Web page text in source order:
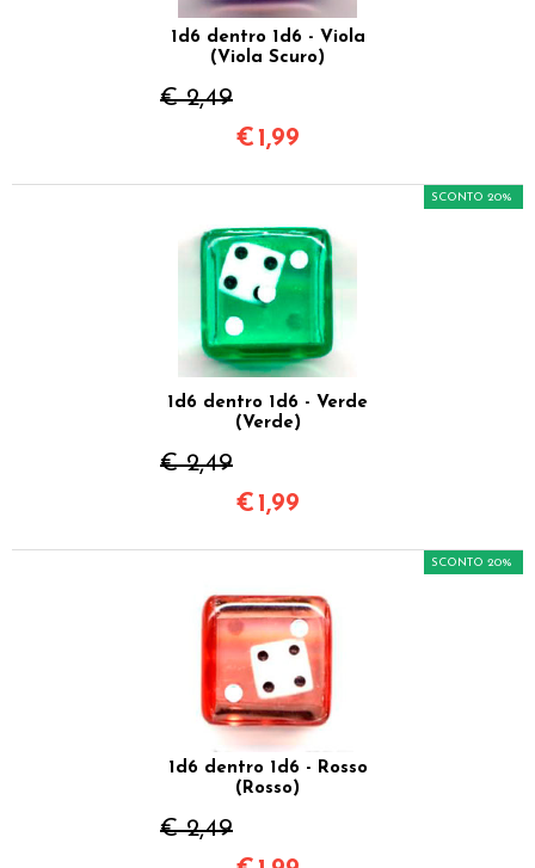
1d6 dentro 1d6 - Viola
(Viola Scuro)
€ 2,49
€ 1,99
1d6 dentro 1d6 - Verde
(Verde)
€ 2,49
SCONTO 20%
€ 1,99
1d6 dentro 1d6 - Rosso
(Rosso)
€ 2,49
SCONTO 20%